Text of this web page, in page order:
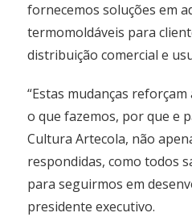
fornecemos soluções em
termomoldáveis para
distribuição comercial e
“Estas mudanças
o que fazemos, por que e
Cultura Artecola, não
respondidas, como todos
para seguirmos em
presidente executivo.